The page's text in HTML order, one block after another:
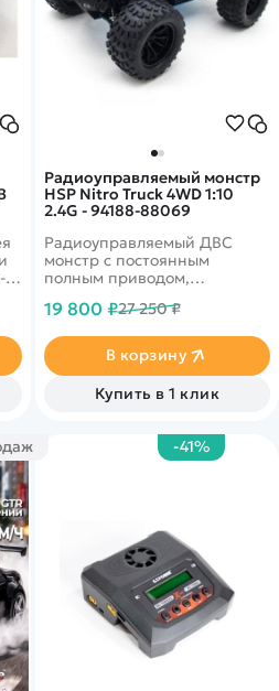
Радиоуправляемый монстр
HSP Nitro Truck 4WD 1:10
2.4G - 94188-88069
Радиоуправляемый ДВС
монстр с постоянным
полным приводом,
по полному бездорожью.
действия пульта до 100
метров. Цвет синий
19 800 ₽27 250 ₽
В корзину
Купить в 1 клик
-41%